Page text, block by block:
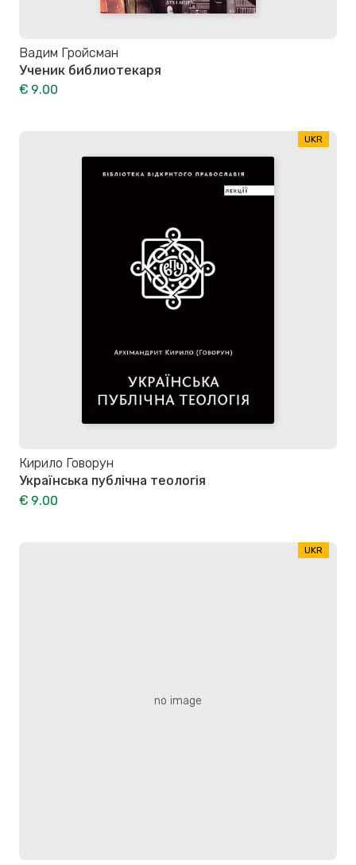
Вадим Гройсман
Ученик библиотекаря
€ 9.00
UKR
Кирило Говорун
Українська публічна теологія
€ 9.00
UKR
no image